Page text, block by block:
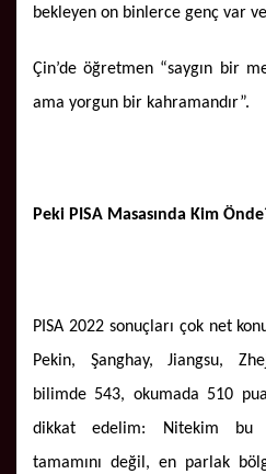
bekleyen on binlerce genç var
Çin’de öğretmen “saygın bir
ama yorgun bir kahramandır”.
Peki PISA Masasında Kim
PISA 2022 sonuçları çok net
Pekin, Şanghay, Jiangsu,
bilimde 543, okumada 510
dikkat edelim: Nitekim bu
tamamını değil, en parlak